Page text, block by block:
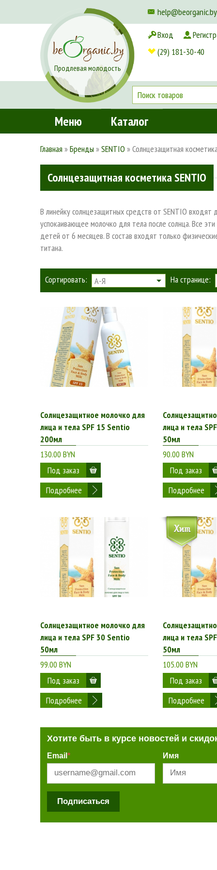
help@beorganic.by
Доставка и оплата
Продлевая молодость
Вход
(29) 181-30-40
Меню Каталог
Главная »Бренды »SENTIO »Солнцезащитная
Солнцезащитная косметика SENTIO
В линейку солнцезащитных средств от SENTIO входят
успокаивающее молочко для тела после солнца. Все
детей от 6 месяцев. В состав входят только
титана.
Сортировать: А-Я На странице:
Солнцезащитное молочко для
лица и тела SPF 15 Sentio
200мл
130.00 BYN
Подробнее
лица и тела
50мл
90.00 BYN
Подробнее
Солнцезащитное молочко для
лица и тела SPF 30 Sentio
50мл
99.00 BYN
Подробнее
лица и тела
50мл
105.00 BYN
Подробнее
Хотите быть в курсе новостей и
Email * Имя
Подписаться